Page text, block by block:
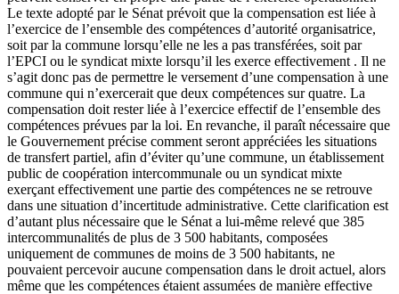
Le texte adopté par le Sénat prévoit que la compensation est liée à
l’exercice de l’ensemble des compétences d’autorité organisatrice,
soit par la commune lorsqu’elle ne les a pas transférées, soit par
l’EPCI ou le syndicat mixte lorsqu’il les exerce effectivement . Il ne
s’agit donc pas de permettre le versement d’une compensation à une
commune qui n’exercerait que deux compétences sur quatre. La
compensation doit rester liée à l’exercice effectif de l’ensemble des
compétences prévues par la loi. En revanche, il paraît nécessaire que
le Gouvernement précise comment seront appréciées les situations
de transfert partiel, afin d’éviter qu’une commune, un établissement
public de coopération intercommunale ou un syndicat mixte
exerçant effectivement une partie des compétences ne se retrouve
dans une situation d’incertitude administrative. Cette clarification est
d’autant plus nécessaire que le Sénat a lui-même relevé que 385
intercommunalités de plus de 3 500 habitants, composées
uniquement de communes de moins de 3 500 habitants, ne
pouvaient percevoir aucune compensation dans le droit actuel, alors
même que les compétences étaient assumées de manière effective